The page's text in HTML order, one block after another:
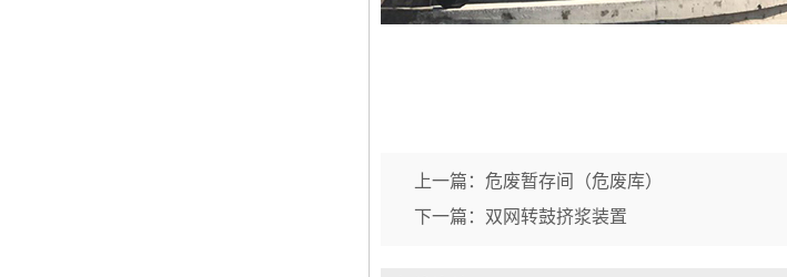
上一篇： 危废暂存间（危废库）
下一篇： 双网转鼓挤浆装置